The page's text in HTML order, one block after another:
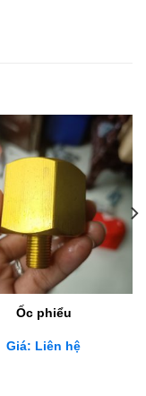
Ốc phiểu
Giá: Liên hệ